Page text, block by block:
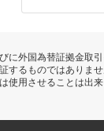
外国為替証拠金取
るものではありま
使用させることは出